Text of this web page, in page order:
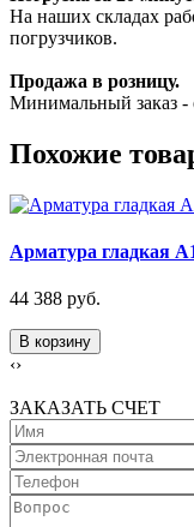
На наших складах
погрузчиков.
Продажа в розницу.
Минимальный заказ -
Похожие
Арматура гладкая
44 388 руб.
В корзину
‹›
ЗАКАЗАТЬ СЧЕТ